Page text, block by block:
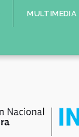
MULTIMEDIA